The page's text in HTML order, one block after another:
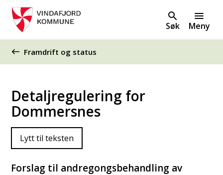
Søk Meny
Du er her:
Framdrift og status
Detaljregulering for
Dommersnes
Lytt til teksten
Forslag til andregongsbehandling av